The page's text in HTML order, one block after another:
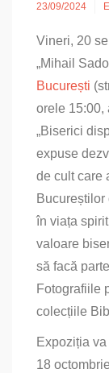
23/09/2024
Vineri, 20
„Mihail
București
orele 15:00,
„Biserici
expuse
de cult care
Bucureștilor
în viața
valoare
să facă
Fotografiile
colecțiile
Expoziția
18